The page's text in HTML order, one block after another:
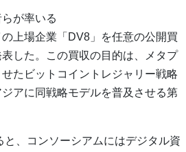
が率いる
上場企業「DV8」を任意の公開買
した。この買収の目的は、メタプ
たビットコイントレジャリー戦略
アに同戦略モデルを普及させる第
と、コンソーシアムにはデジタル資